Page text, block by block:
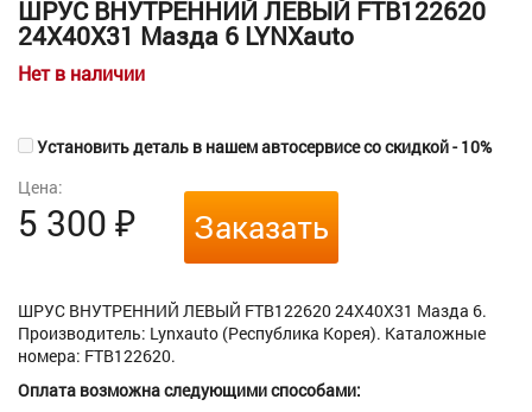
ШРУС ВНУТРЕННИЙ ЛЕВЫЙ FTB122620
24X40X31 Мазда 6 LYNXauto
Нет в наличии
Установить деталь в нашем автосервисе со скидкой - 10%
Цена:
5 300 ₽ Заказать
ШРУС ВНУТРЕННИЙ ЛЕВЫЙ FTB122620 24X40X31 Мазда 6.
Производитель: Lynxauto (Республика Корея). Каталожные
номера: FTB122620.
Оплата возможна следующими способами: